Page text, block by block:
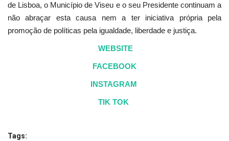
de Lisboa, o Município de Viseu e o seu Presidente continuam a
não abraçar esta causa nem a ter iniciativa própria pela
promoção de políticas pela igualdade, liberdade e justiça.
WEBSITE
FACEBOOK
INSTAGRAM
TIK TOK
Tags: